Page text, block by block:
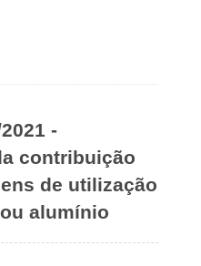
-
contribuição
de utilização
alumínio